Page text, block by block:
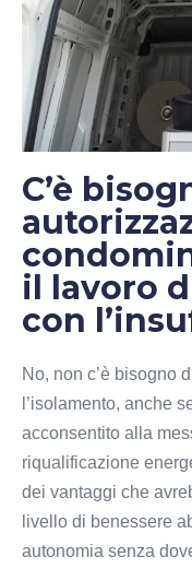
C’è
il lavoro
con
No, non c’è bisogno
l’isolamento, anche
acconsentito alla
riqualificazione
dei vantaggi che
livello di benessere
autonomia senza